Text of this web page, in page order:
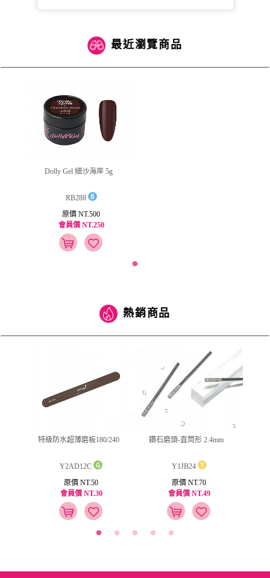
最近瀏覽商品
Dolly Gel 細沙海岸 5g
RB288
原價 NT.500
會員價 NT.250
熱銷商品
特級防水超薄磨板180/240
Y2AD12C
原價 NT.50
會員價 NT.30
鑽石磨頭-直筒形 2.4mm
Y1JB24
原價 NT.70
會員價 NT.49